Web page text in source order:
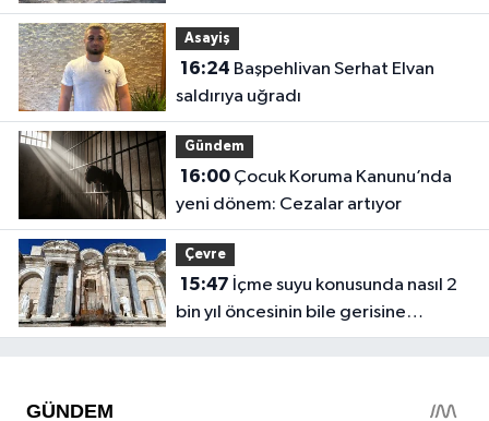
Asayiş
16:24
saldırıya uğradı
Gündem
16:00Çocuk Koruma Kanunu’nda
yeni dönem: Cezalar artıyor
Çevre
15:47
bin yıl öncesinin bile gerisine
düştük?